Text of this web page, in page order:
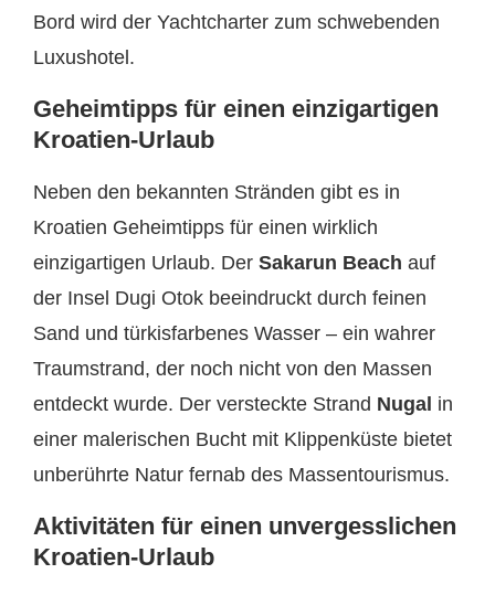
Bord wird der Yachtcharter zum schwebenden
Luxushotel.
Geheimtipps für einen einzigartigen
Kroatien-Urlaub
Neben den bekannten Stränden gibt es in
Kroatien Geheimtipps für einen wirklich
einzigartigen Urlaub. Der Sakarun Beach auf
der Insel Dugi Otok beeindruckt durch feinen
Sand und türkisfarbenes Wasser – ein wahrer
Traumstrand, der noch nicht von den Massen
entdeckt wurde. Der versteckte Strand Nugal in
einer malerischen Bucht mit Klippenküste bietet
unberührte Natur fernab des Massentourismus.
Aktivitäten für einen unvergesslichen
Kroatien-Urlaub